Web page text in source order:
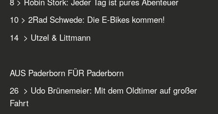
10 > 2Rad Schwede: Die E-Bikes kommen!
14 > Utzel & Littmann
AUS Paderborn FÜR Paderborn
26 > Udo Brünemeier: Mit dem Oldtimer auf großer
Fahrt